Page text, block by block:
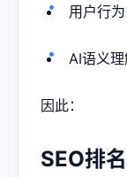
用户行为
AI语义
因此：
SEO排